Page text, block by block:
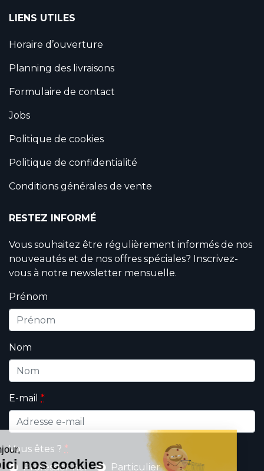
LIENS UTILES
Horaire d’ouverture
Planning des livraisons
Formulaire de contact
Jobs
Politique de cookies
Politique de confidentialité
Conditions générales de vente
RESTEZ INFORMÉ
Vous souhaitez être régulièrement informés de nos
nouveautés et de nos offres spéciales? Inscrivez-
vous à notre newsletter mensuelle.
Prénom
Nom
E-mail *
Vous êtes ? *
Professionnel
Particulier